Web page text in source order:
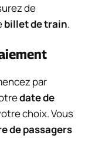
de
billet de train.
par
date de
choix. Vous
de passagers